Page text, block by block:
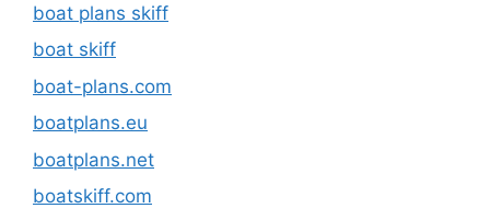
boat plans skiff
boat skiff
boat-plans.com
boatplans.eu
boatplans.net
boatskiff.com